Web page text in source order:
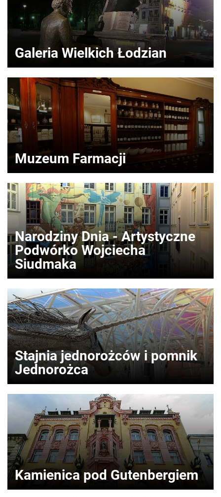
Galeria Wielkich Łodzian
Muzeum Farmacji
Narodziny Dnia - Artystyczne
Podwórko Wojciecha
Siudmaka
Stajnia jednorożców i pomnik
Jednorożca
Kamienica pod Gutenbergiem